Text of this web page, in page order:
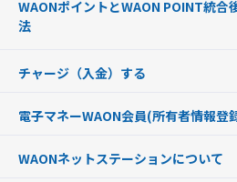
ポイントの有効期限について
WAONポイントとWAON POINT統合
法
チャージ（入金）する
現金でチャージする
銀行口座・ATMからチャージする
電子マネーWAON会員(所有者情報登
WAON POINTサービス会員登録に伴う個
WAONネットステーションについて